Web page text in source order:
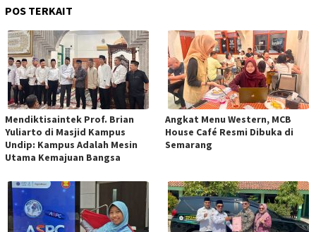
POS TERKAIT
Mendiktisaintek Prof. Brian
Yuliarto di Masjid Kampus
Undip: Kampus Adalah Mesin
Utama Kemajuan Bangsa
Angkat Menu Western, MCB
House Café Resmi Dibuka di
Semarang